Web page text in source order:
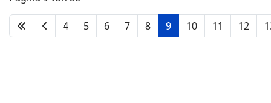
4 5 6 7 8 9 10 11 12